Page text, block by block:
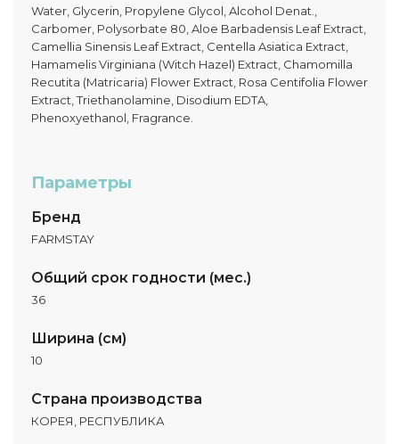
Water, Glycerin, Propylene Glycol, Alcohol Denat.,
Carbomer, Polysorbate 80, Aloe Barbadensis Leaf Extract,
Camellia Sinensis Leaf Extract, Centella Asiatica Extract,
Hamamelis Virginiana (Witch Hazel) Extract, Chamomilla
Recutita (Matricaria) Flower Extract, Rosa Centifolia Flower
Extract, Triethanolamine, Disodium EDTA,
Phenoxyethanol, Fragrance.
Параметры
Бренд
FARMSTAY
Общий срок годности (мес.)
36
Ширина (см)
10
Страна производства
КОРЕЯ, РЕСПУБЛИКА